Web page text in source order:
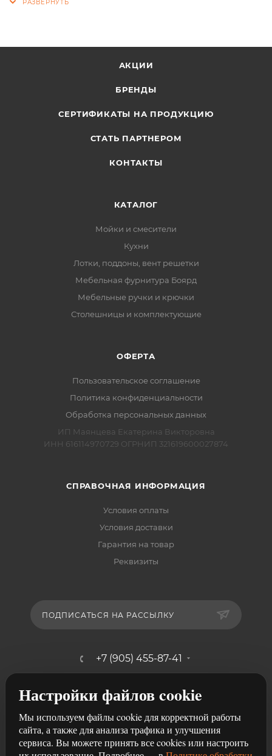
АКЦИИ
БРЕНДЫ
СЕРТИФИКАТЫ НА ПРОДУКЦИЮ
СТАТЬ ПАРТНЕРОМ
КОНТАКТЫ
КАТАЛОГ
Мойки и смесители
Кухни
Лотки, поддоны, вент решетки
Мебельная фурнитура Боярд
Мебельные ручки и крючки
Столешницы и комплектующие
ОФЕРТА
Пользовательское соглашение
Политика конфиденциальности
Обработка персональных данных
ИП Маянцева Екатерина Викторовна
ИНН 616114970729 ОГРНИП 321619600027874
СПРАВОЧНАЯ ИНФОРМАЦИЯ
Условия оплаты
Условия доставки
Гарантия на товар
Реквизиты
ПОДПИСАТЬСЯ НА РАССЫЛКУ
+7 (905) 455-87-41
г. Ростов-на-Дону, ул. Щербакова,
107/29
Настройки файлов cookie
Мы используем файлы cookie для корректной работы
сайта, а также для анализа трафика и улучшения
сервиса. Вы можете принять все cookies или настроить